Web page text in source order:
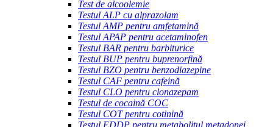
Test de alcoolemie
Testul ALP cu alprazolam
Testul AMP pentru amfetamină
Testul APAP pentru acetaminofen
Testul BAR pentru barbiturice
Testul BUP pentru buprenorfină
Testul BZO pentru benzodiazepine
Testul CAF pentru cafeină
Testul CLO pentru clonazepam
Testul de cocaină COC
Testul COT pentru cotinină
Testul EDDP pentru metabolitul metadonei